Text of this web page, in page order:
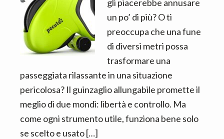
gli piacerebbe annusare
un po’ di più? O ti
preoccupa che una fune
di diversi metri possa
trasformare una
passeggiata rilassante in una situazione
pericolosa? Il guinzaglio allungabile promette il
meglio di due mondi: libertà e controllo. Ma
come ogni strumento utile, funziona bene solo
se scelto e usato […]